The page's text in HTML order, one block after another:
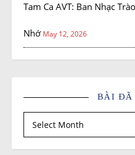
Tam Ca AVT: Ban Nhạc
Nhớ May 12, 2026
BÀI ĐÃ
Bài đã đăng